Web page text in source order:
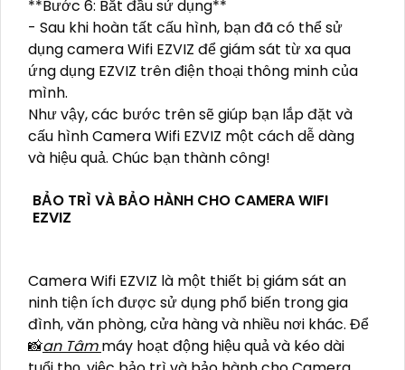
**Bước 6: Bắt đầu sử dụng**
- Sau khi hoàn tất cấu hình, bạn đã có thể sử
dụng camera Wifi EZVIZ để giám sát từ xa qua
ứng dụng EZVIZ trên điện thoại thông minh của
mình.
Như vậy, các bước trên sẽ giúp bạn lắp đặt và
cấu hình Camera Wifi EZVIZ một cách dễ dàng
và hiệu quả. Chúc bạn thành công!
BẢO TRÌ VÀ BẢO HÀNH CHO CAMERA WIFI
EZVIZ
Camera Wifi EZVIZ là một thiết bị giám sát an
ninh tiện ích được sử dụng phổ biến trong gia
đình, văn phòng, cửa hàng và nhiều nơi khác. Để
📸an Tâmmáy hoạt động hiệu quả và kéo dài